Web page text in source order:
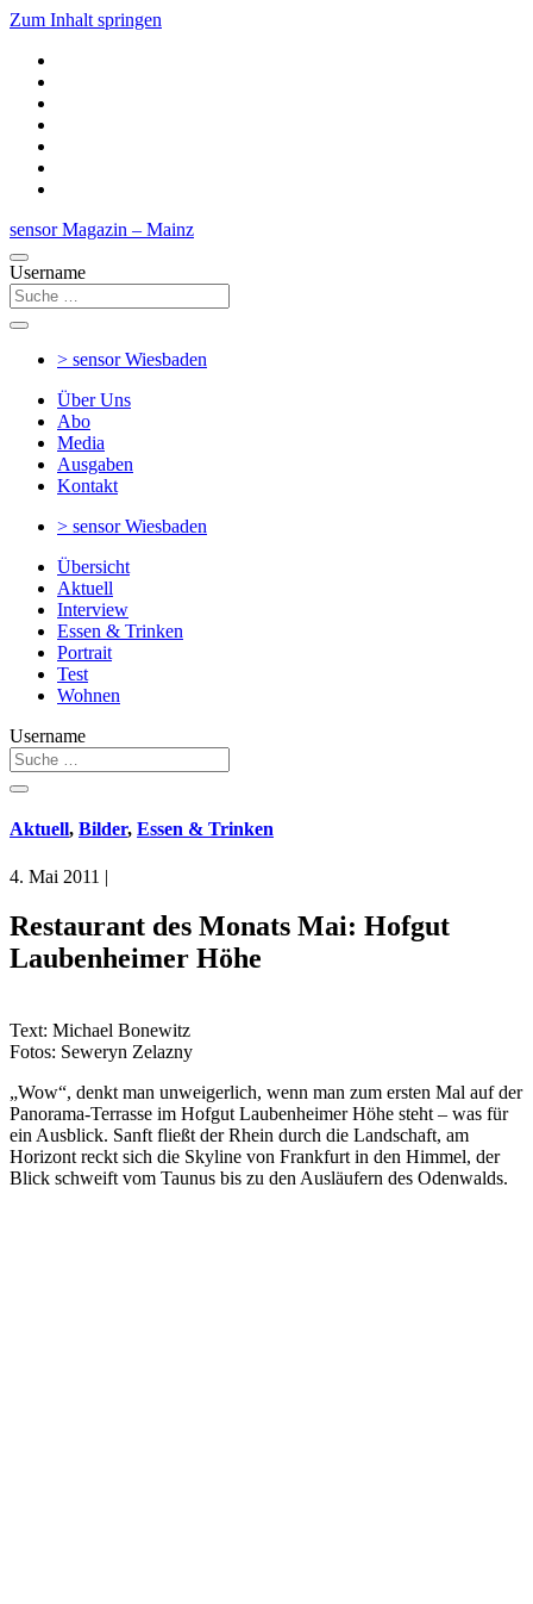
Zum Inhalt springen
sensor Magazin – Mainz
Username
> sensorWiesbaden
Über Uns
Abo
Media
Ausgaben
Kontakt
> sensorWiesbaden
Übersicht
Aktuell
Interview
Essen & Trinken
Portrait
Test
Wohnen
Username
Aktuell, Bilder, Essen & Trinken
4. Mai 2011 |
Restaurant des Monats Mai: Hofgut
Laubenheimer Höhe
Text: Michael Bonewitz
Fotos: Seweryn Zelazny
„Wow“, denkt man unweigerlich, wenn man zum ersten Mal auf der
Panorama-Terrasse im Hofgut Laubenheimer Höhe steht – was für
ein Ausblick. Sanft fließt der Rhein durch die Landschaft, am
Horizont reckt sich die Skyline von Frankfurt in den Himmel, der
Blick schweift vom Taunus bis zu den Ausläufern des Odenwalds.